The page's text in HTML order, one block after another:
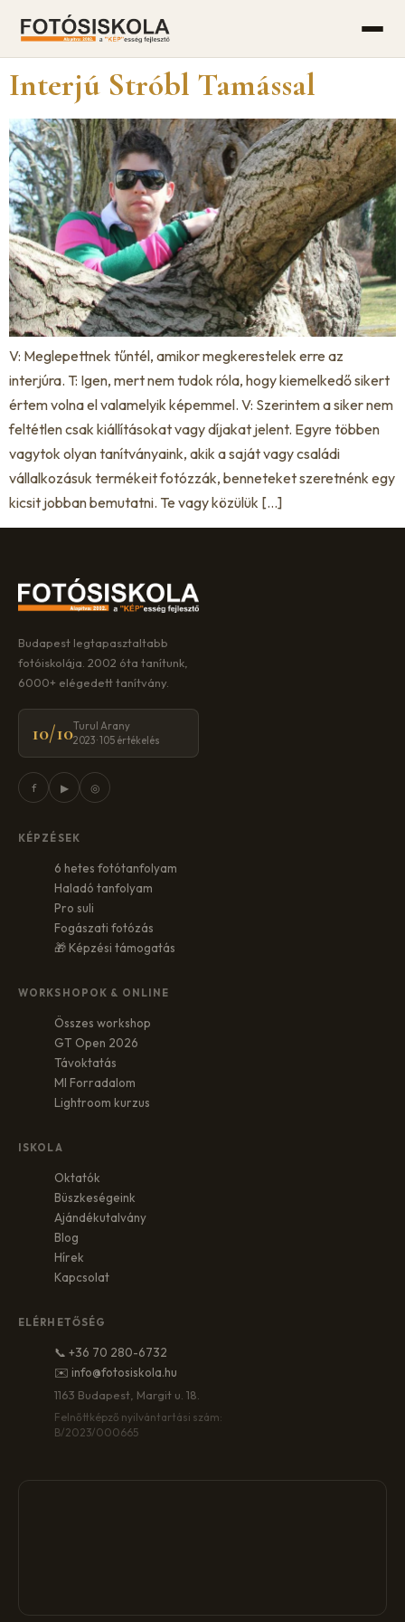
Interjú Stróbl Tamással
V: Meglepettnek tűntél, amikor megkerestelek erre az
interjúra. T: Igen, mert nem tudok róla, hogy kiemelkedő sikert
értem volna el valamelyik képemmel. V: Szerintem a siker nem
feltétlen csak kiállításokat vagy díjakat jelent. Egyre többen
vagytok olyan tanítványaink, akik a saját vagy családi
vállalkozásuk termékeit fotózzák, benneteket szeretnénk egy
kicsit jobban bemutatni. Te vagy közülük […]
Budapest legtapasztaltabb
fotóiskolája. 2002 óta tanítunk,
6000+ elégedett tanítvány.
10/10Turul Arany
2023 · 105 értékelés
f ▶ ◎
KÉPZÉSEK
6 hetes fotótanfolyam
Haladó tanfolyam
Pro suli
Fogászati fotózás
🎁 Képzési támogatás
WORKSHOPOK & ONLINE
Összes workshop
GT Open 2026
Távoktatás
MI Forradalom
Lightroom kurzus
ISKOLA
Oktatók
Büszkeségeink
Ajándékutalvány
Blog
Hírek
Kapcsolat
ELÉRHETŐSÉG
📞 +36 70 280-6732
✉️ info@fotosiskola.hu
1163 Budapest, Margit u. 18.
Felnőttképző nyilvántartási szám:
B/2023/000665